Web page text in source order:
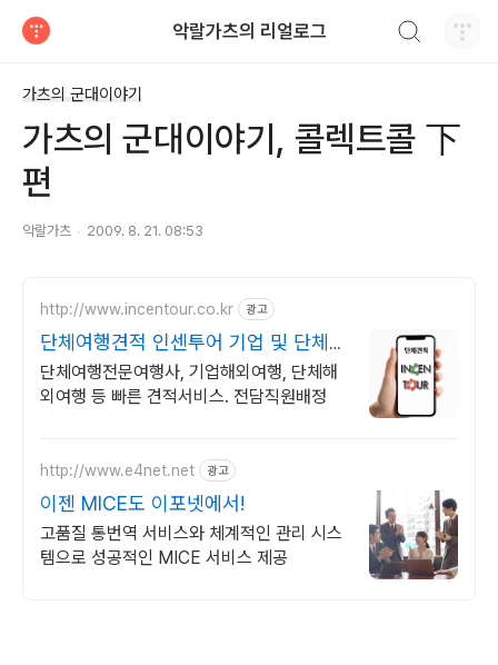
악랄가츠의 리얼로그
가츠의 군대이야기
가츠의 군대이야기, 콜렉트콜 下
편
악랄가츠 2009. 8. 21. 08:53
http://www.incentour.co.kr 광고
단체여행견적 인센투어 기업 및 단체전
문
단체여행전문여행사, 기업해외여행, 단체해
외여행 등 빠른 견적서비스. 전담직원배정
http://www.e4net.net 광고
이젠 MICE도 이포넷에서!
고품질 통번역 서비스와 체계적인 관리 시스
템으로 성공적인 MICE 서비스 제공